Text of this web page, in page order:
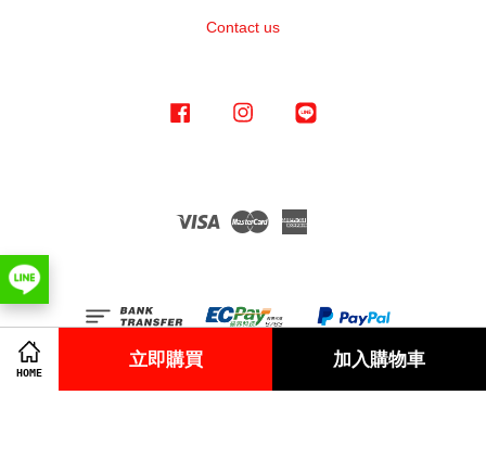
HOME
立即購買 加入購物車
Contact us
Facebook Instagram
Visa Master